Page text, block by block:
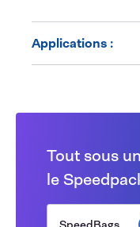
Applications :
Tout sous
le